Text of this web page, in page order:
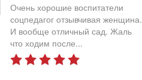
Очень хорошие воспитатели
соцпедагог отзывчивая женщина.
И вообще отличный сад. Жаль
что ходим после...